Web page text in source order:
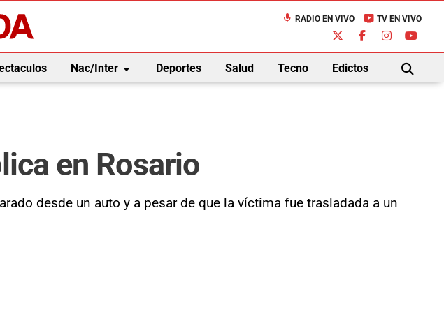
mic RADIO EN VIVO live_tv TV EN VIVO
Nac/Interarrow_drop_down Deportes Salud Tecno Edictos
BUSCAR
en Rosario
desde un auto y a pesar de que la víctima fue trasladada a un